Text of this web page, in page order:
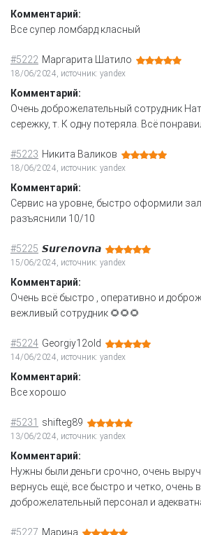
Комментарий:
Все супер ломбард класный
#5222 Маргарита Шатило
18/06/2024, источник: yandex
Комментарий:
Очень доброжелательный сотрудник
сережку, т. К одну потеряла. Всё
#5223 Никита Валиков
18/06/2024, источник: yandex
Комментарий:
Сервис на уровне, быстро оформили
разъяснили 10/10
#5225 𝙎𝙪𝙧𝙚𝙣𝙤𝙫𝙣𝙖
15/06/2024, источник: yandex
Комментарий:
Очень всё быстро , оперативно и
вежливый сотрудник 🌻🌻🌻
#5224 Georgiy12old
14/06/2024, источник: yandex
Комментарий:
Все хорошо
#5231 shifteg89
13/06/2024, источник: yandex
Комментарий:
Нужны были деньги срочно, очень
вернусь ещё, все быстро и четко, очень
доброжелательный персонал и
#5227 Марина